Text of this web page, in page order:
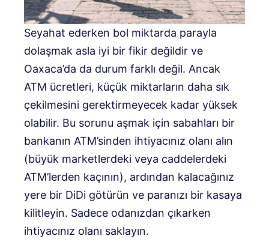
Seyahat ederken bol miktarda parayla
dolaşmak asla iyi bir fikir değildir ve
Oaxaca’da da durum farklı değil. Ancak
ATM ücretleri, küçük miktarların daha sık
çekilmesini gerektirmeyecek kadar yüksek
olabilir. Bu sorunu aşmak için sabahları bir
bankanın ATM’sinden ihtiyacınız olanı alın
(büyük marketlerdeki veya caddelerdeki
ATM’lerden kaçının), ardından kalacağınız
yere bir DiDi götürün ve paranızı bir kasaya
kilitleyin. Sadece odanızdan çıkarken
ihtiyacınız olanı saklayın.